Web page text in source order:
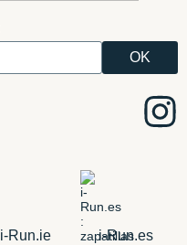
i-Run.ie i-Run.es